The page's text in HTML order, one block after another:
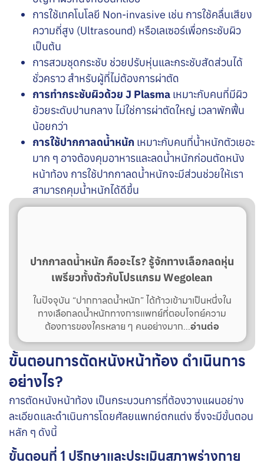
การใช้เทคโนโลยี Non-invasive เช่น การใช้คลื่นเสียง
ความถี่สูง (Ultrasound) หรือเลเซอร์เพื่อกระชับผิว
เป็นต้น
การสวมชุดกระชับ ช่วยปรับหุ่นและกระชับสัดส่วนได้
ชั่วคราว สำหรับผู้ที่ไม่ต้องการผ่าตัด
การทำกระชับผิวด้วย J Plasma เหมาะกับคนที่มีผิว
ย้วยระดับปานกลาง ไม่ใช่การผ่าตัดใหญ่ เวลาพักฟื้น
น้อยกว่า
การใช้ปากกาลดน้ำหนัก เหมาะกับคนที่น้ำหนักตัวเยอะ
มาก ๆ อาจต้องคุมอาหารและลดน้ำหนักก่อนตัดหนัง
หน้าท้อง การใช้ปากกาลดน้ำหนักจะมีส่วนช่วยให้เรา
สามารถคุมน้ำหนักได้ดีขึ้น
ปากกาลดน้ำหนัก คืออะไร? รู้จักทางเลือกลดหุ่น
เพรียวทั้งตัวกับโปรแกรม Wegolean
ในปัจจุบัน “ปากกาลดน้ำหนัก” ได้ก้าวเข้ามาเป็นหนึ่งใน
ทางเลือกลดน้ำหนักทางการแพทย์ที่ตอบโจทย์ความ
ต้องการของใครหลาย ๆ คนอย่างมาก...อ่านต่อ
ขั้นตอนการตัดหนังหน้าท้อง ดำเนินการ
อย่างไร?
การตัดหนังหน้าท้อง เป็นกระบวนการที่ต้องวางแผนอย่าง
ละเอียดและดำเนินการโดยศัลยแพทย์ตกแต่ง ซึ่งจะมีขั้นตอน
หลัก ๆ ดังนี้
ขั้นตอนที่ 1 ปรึกษาและประเมินสภาพร่างกาย